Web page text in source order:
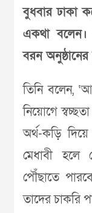
বুধবার ঢাকা
একথা বলেন।
বরন
তিনি বলেন,
নিয়োগে
অর্থ-কড়ি
মেধাবী হলে
পৌঁছাতে
তাদের চাকরি